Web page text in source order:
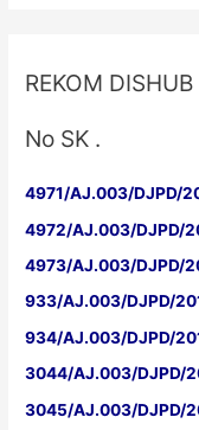
REKOM DISHUB
No SK .
4971/AJ.003/DJPD/
4972/AJ.003/DJPD/
4973/AJ.003/DJPD/
933/AJ.003/DJPD/
934/AJ.003/DJPD/
3044/AJ.003/DJPD/
3045/AJ.003/DJPD/